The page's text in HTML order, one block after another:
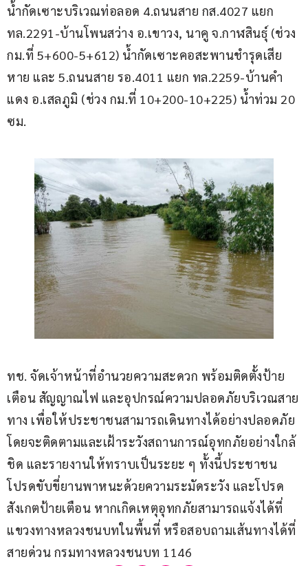
น้ำกัดเซาะบริเวณท่อลอด 4.ถนนสาย กส.4027 แยก
ทล.2291-บ้านโพนสว่าง อ.เขาวง, นาคู จ.กาฬสินธุ์ (ช่วง
กม.ที่ 5+600-5+612) น้ำกัดเซาะคอสะพานชำรุดเสีย
หาย และ 5.ถนนสาย รอ.4011 แยก ทล.2259-บ้านคำ
แดง อ.เสลภูมิ (ช่วง กม.ที่ 10+200-10+225) น้ำท่วม 20
ซม.
ทช. จัดเจ้าหน้าที่อำนวยความสะดวก พร้อมติดตั้งป้าย
เตือน สัญญาณไฟ และอุปกรณ์ความปลอดภัยบริเวณสาย
ทาง เพื่อให้ประชาชนสามารถเดินทางได้อย่างปลอดภัย
โดยจะติดตามและเฝ้าระวังสถานการณ์อุทกภัยอย่างใกล้
ชิด และรายงานให้ทราบเป็นระยะ ๆ ทั้งนี้ประชาชน
โปรดขับขี่ยานพาหนะด้วยความระมัดระวัง และโปรด
สังเกตป้ายเตือน หากเกิดเหตุอุทกภัยสามารถแจ้งได้ที่
แขวงทางหลวงชนบทในพื้นที่ หรือสอบถามเส้นทางได้ที่
สายด่วน กรมทางหลวงชนบท 1146